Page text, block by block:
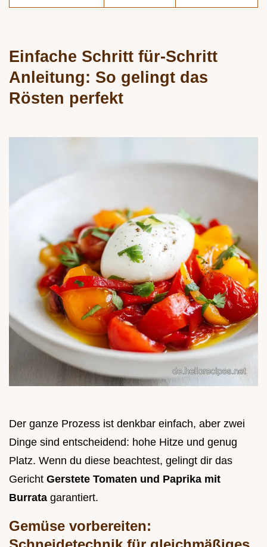
Einfache Schritt für-Schritt
Anleitung: So gelingt das
Rösten perfekt
Der ganze Prozess ist denkbar einfach, aber zwei
Dinge sind entscheidend: hohe Hitze und genug
Platz. Wenn du diese beachtest, gelingt dir das
Gericht Gerstete Tomaten und Paprika mit
Burrata garantiert.
Gemüse vorbereiten: